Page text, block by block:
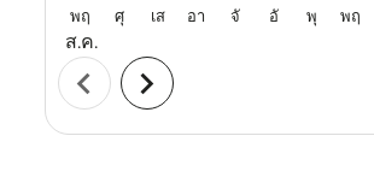
พฤ
ส.ค.
ศุ เส อา จั อั พุ พฤ
chevron_left chevron_right